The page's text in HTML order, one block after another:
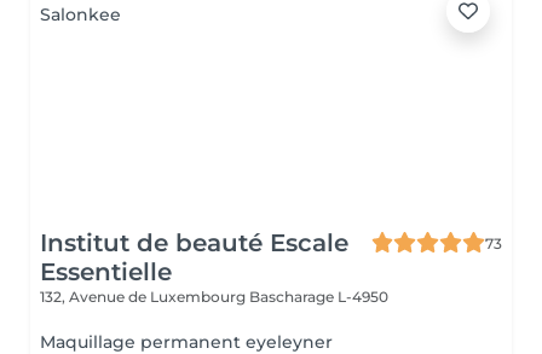
Institut de beauté Escale
Essentielle
73
132, Avenue de Luxembourg Bascharage L-4950
Maquillage permanent eyeleyner